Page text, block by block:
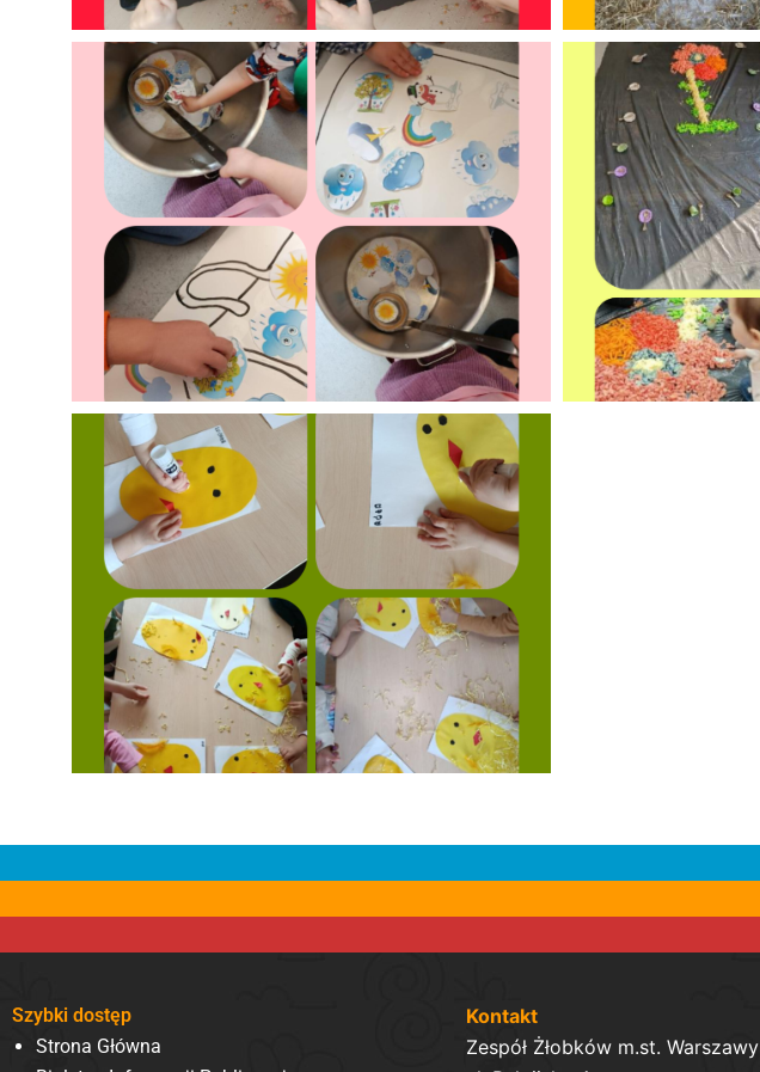
Szybki dostęp
Strona Główna
Kontakt
Zespół Żłobków m.st. Warszawy